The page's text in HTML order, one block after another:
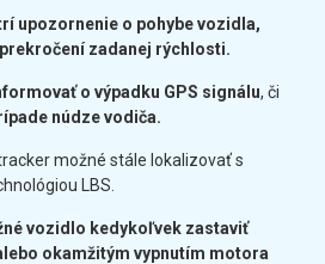
upozornenie o pohybe vozidla,
zadanej rýchlosti.
o výpadku GPS signálu, či
núdze vodiča.
možné stále lokalizovať s
LBS.
vozidlo kedykoľvek zastaviť
okamžitým vypnutím motora